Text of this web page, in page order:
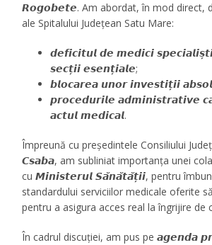
𝙍𝙤𝙜𝙤𝙗𝙚𝙩𝙚. Am abordat, în mod direct,
ale Spitalului Județean Satu Mare:
𝙙𝙚𝙛𝙞𝙘𝙞𝙩𝙪𝙡 𝙙𝙚 𝙢𝙚𝙙𝙞𝙘𝙞
𝙨𝙚𝙘𝙩̦𝙞𝙞 𝙚𝙨𝙚𝙣𝙩̦𝙞𝙖𝙡𝙚;
𝙗𝙡𝙤𝙘𝙖𝙧𝙚𝙖 𝙪𝙣𝙤𝙧 𝙞𝙣𝙫𝙚𝙨𝙩𝙞𝙩̦𝙞𝙞
𝙥𝙧𝙤𝙘𝙚𝙙𝙪𝙧𝙞𝙡𝙚 𝙖𝙙𝙢𝙞𝙣𝙞𝙨𝙩𝙧𝙖𝙩𝙞𝙫𝙚
𝙖𝙘𝙩𝙪𝙡 𝙢𝙚𝙙𝙞𝙘𝙖𝙡.
Împreună cu președintele Consiliului
𝘾𝙨𝙖𝙗𝙖, am subliniat importanța unei
cu 𝙈𝙞𝙣𝙞𝙨𝙩𝙚𝙧𝙪𝙡 𝙎𝙖̆𝙣𝙖̆𝙩𝙖̆𝙩̦𝙞𝙞, pentru
standardului serviciilor medicale oferite
pentru a asigura acces real la îngrijire de
În cadrul discuției, am pus pe 𝙖𝙜𝙚𝙣𝙙𝙖